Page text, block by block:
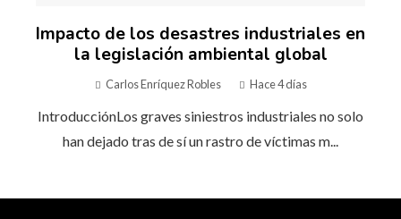
Impacto de los desastres industriales en
la legislación ambiental global
Carlos Enríquez Robles Hace 4 días
IntroducciónLos graves siniestros industriales no solo
han dejado tras de sí un rastro de víctimas m...